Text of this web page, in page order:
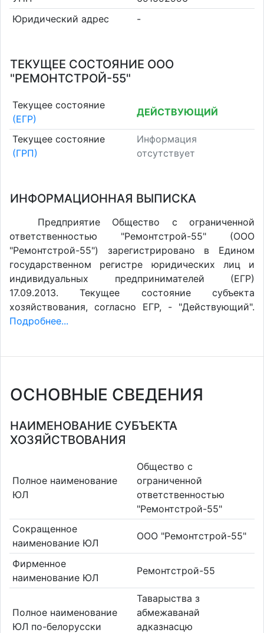
Юридический адрес
-
ТЕКУЩЕЕ СОСТОЯНИЕ ООО
"РЕМОНТСТРОЙ-55"
Текущее состояние
(ЕГР)
ДЕЙСТВУЮЩИЙ
Текущее состояние
(ГРП)
Информация
отсутствует
ИНФОРМАЦИОННАЯ ВЫПИСКА
Предприятие Общество с ограниченной
ответственностью "Ремонтстрой-55" (ООО
"Ремонтстрой-55") зарегистрировано в Едином
государственном регистре юридических лиц и
индивидуальных предпринимателей (ЕГР)
17.09.2013. Текущее состояние субъекта
хозяйствования, согласно ЕГР, - "Действующий".
Подробнее...
ОСНОВНЫЕ СВЕДЕНИЯ
НАИМЕНОВАНИЕ СУБЪЕКТА
ХОЗЯЙСТВОВАНИЯ
Полное наименование
ЮЛ
Общество с
ограниченной
ответственностью
"Ремонтстрой-55"
Сокращенное
наименование ЮЛ
ООО "Ремонтстрой-55"
Фирменное
наименование ЮЛ
Ремонтстрой-55
Полное наименование
ЮЛ по-белорусски
Таварыства з
абмежаванай
адказнасцю